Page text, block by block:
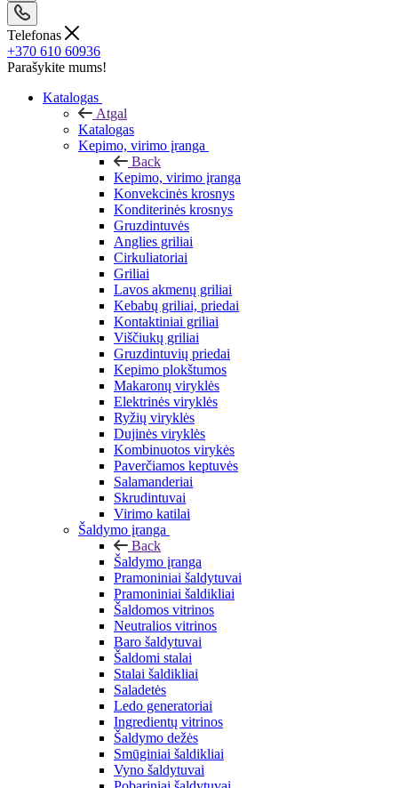
Telefonas
+370 610 60936
Parašykite mums!
Katalogas
Atgal
Katalogas
Kepimo, virimo įranga
Back
Kepimo, virimo įranga
Konvekcinės krosnys
Konditerinės krosnys
Gruzdintuvės
Anglies griliai
Cirkuliatoriai
Griliai
Lavos akmenų griliai
Kebabų griliai, priedai
Kontaktiniai griliai
Viščiukų griliai
Gruzdintuvių priedai
Kepimo plokštumos
Makaronų viryklės
Elektrinės viryklės
Ryžių viryklės
Dujinės viryklės
Kombinuotos virykės
Paverčiamos keptuvės
Salamanderiai
Skrudintuvai
Virimo katilai
Šaldymo įranga
Back
Šaldymo įranga
Pramoniniai šaldytuvai
Pramoniniai šaldikliai
Šaldomos vitrinos
Neutralios vitrinos
Baro šaldytuvai
Šaldomi stalai
Stalai šaldikliai
Saladetės
Ledo generatoriai
Ingredientų vitrinos
Šaldymo dežės
Smūginiai šaldikliai
Vyno šaldytuvai